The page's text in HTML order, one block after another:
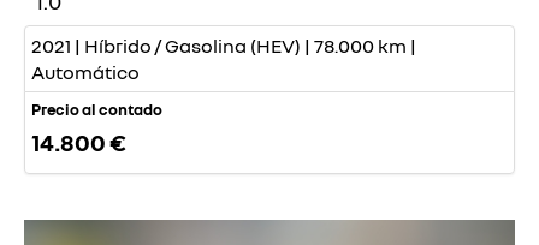
2021 | Híbrido / Gasolina (HEV) | 78.000 km |
Automático
Precio al contado
14.800 €